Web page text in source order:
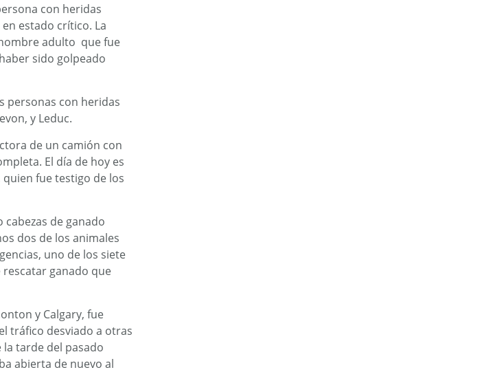
con heridas
estado crítico. La
adulto que fue
sido golpeado
personas con heridas
y Leduc.
de un camión con
El día de hoy es
fue testigo de los
de ganado
dos de los animales
uno de los siete
ganado que
y Calgary, fue
tráfico desviado a otras
la tarde del pasado
abierta de nuevo al